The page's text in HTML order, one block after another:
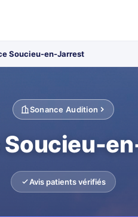
Soucieu-en-Jarrest
Sonance Audition
Soucieu-
Avis patients vérifiés